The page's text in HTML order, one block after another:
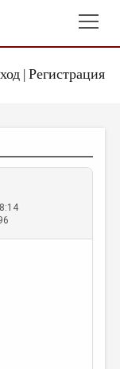
| Регистрация